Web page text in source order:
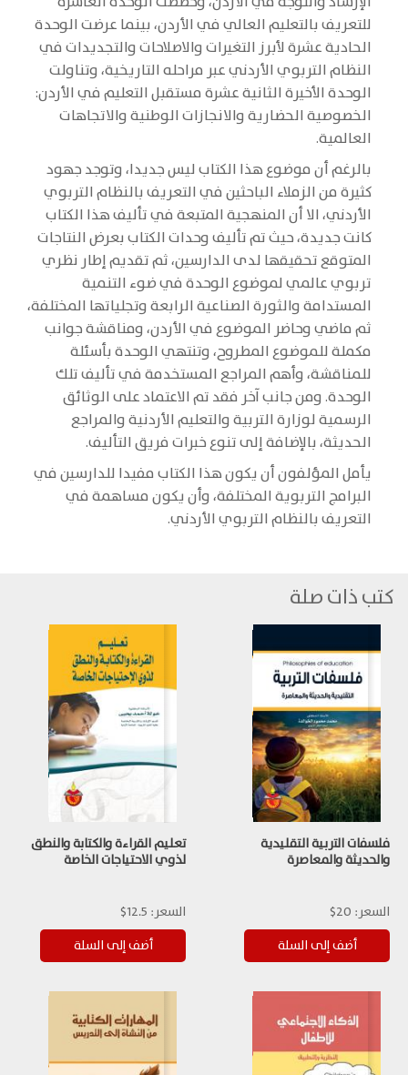
للتعريف بالتعليم العالي في الأردن، بينما عرضت الوحدة
الحادية عشرة لأبرز التغيرات والاصلاحات والتجديدات في
النظام التربوي الأردني عبر مراحله التاريخية، وتناولت
الوحدة الأخيرة الثانية عشرة مستقبل التعليم في الأردن:
الخصوصية الحضارية والانجازات الوطنية والاتجاهات
العالمية.
بالرغم أن موضوع هذا الكتاب ليس جديدا، وتوجد جهود
كثيرة من الزملاء الباحثين في التعريف بالنظام التربوي
الأردني، الا أن المنهجية المتبعة في تأليف هذا الكتاب
كانت جديدة، حيث تم تأليف وحدات الكتاب بعرض النتاجات
المتوقع تحقيقها لدى الدارسين، ثم تقديم إطار نظري
تربوي عالمي لموضوع الوحدة في ضوء التنمية
المستدامة والثورة الصناعية الرابعة وتجلياتها المختلفة،
ثم ماضي وحاضر الموضوع في الأردن، ومناقشة جوانب
مكملة للموضوع المطروح، وتنتهي الوحدة بأسئلة
للمناقشة، وأهم المراجع المستخدمة في تأليف تلك
الوحدة. ومن جانب آخر فقد تم الاعتماد على الوثائق
الرسمية لوزارة التربية والتعليم الأردنية والمراجع
الحديثة، بالإضافة إلى تنوع خبرات فريق التأليف.
يأمل المؤلفون أن يكون هذا الكتاب مفيدا للدارسين في
البرامج التربوية المختلفة، وأن يكون مساهمة في
التعريف بالنظام التربوي الأردني.
كتب ذات صلة
فلسفات التربية التقليدية
والحديثة والمعاصرة
السعر: 20$
تعليم القراءة والكتابة والنطق
لذوي الاحتياجات الخاصة
السعر: 12.5$